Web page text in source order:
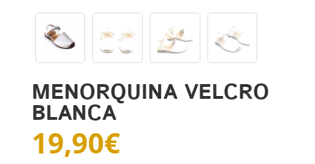
MENORQUINA VELCRO
BLANCA
19,90€